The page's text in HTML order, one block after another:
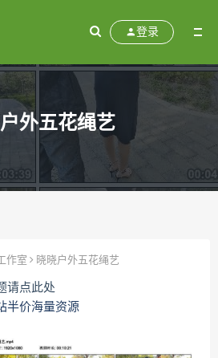
登录
外五花绳艺
作室 晓晓户外五花绳艺
请点此处
半价海量资源